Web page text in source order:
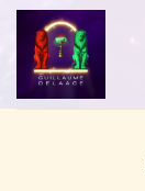
Passer
contenu